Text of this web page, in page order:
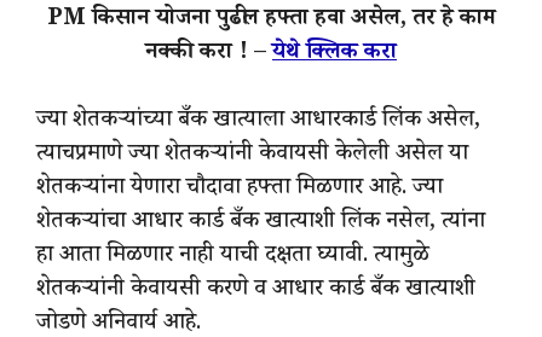
PM किसान योजना पुढील हफ्ता हवा असेल, तर हे काम
नक्की करा ! –येथे क्लिक करा
ज्या शेतकऱ्यांच्या बँक खात्याला आधारकार्ड लिंक असेल,
त्याचप्रमाणे ज्या शेतकऱ्यांनी केवायसी केलेली असेल या
शेतकऱ्यांना येणारा चौदावा हफ्ता मिळणार आहे. ज्या
शेतकऱ्यांचा आधार कार्ड बँक खात्याशी लिंक नसेल, त्यांना
हा आता मिळणार नाही याची दक्षता घ्यावी. त्यामुळे
शेतकऱ्यांनी केवायसी करणे व आधार कार्ड बँक खात्याशी
जोडणे अनिवार्य आहे.